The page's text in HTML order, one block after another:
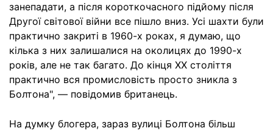
занепадати, а після короткочасного підйому після
Другої світової війни все пішло вниз. Усі шахти були
практично закриті в 1960-х роках, я думаю, що
кілька з них залишалися на околицях до 1990-х
років, але не так багато. До кінця XX століття
практично вся промисловість просто зникла з
Болтона", — повідомив британець.
На думку блогера, зараз вулиці Болтона більш